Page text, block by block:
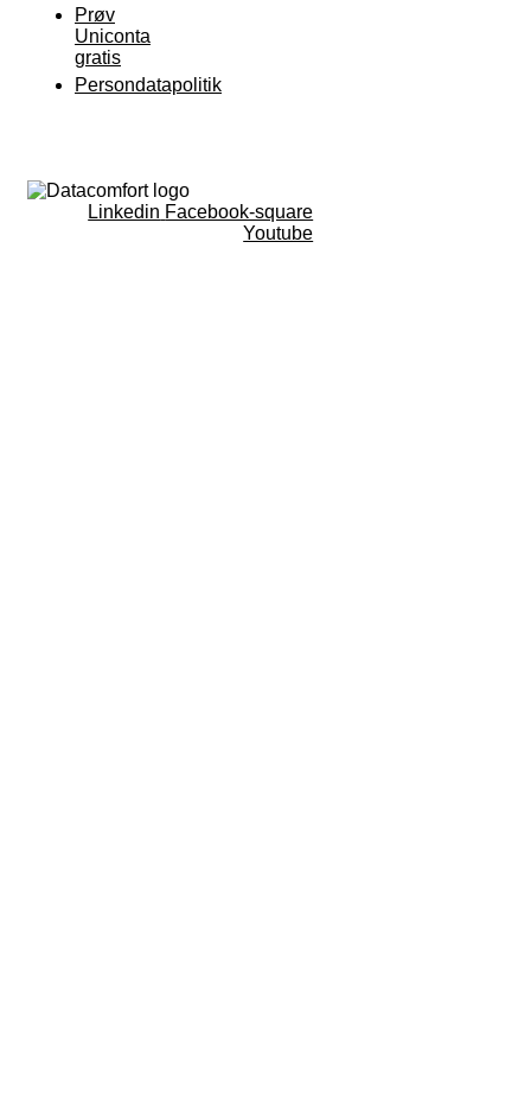
Prøv
Uniconta
gratis
Persondatapolitik
Linkedin Facebook-square
Youtube